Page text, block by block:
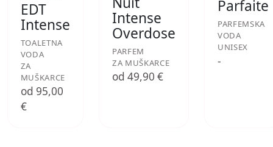
EDT
Intense
TOALETNA
VODA
ZA
MUŠKARCE
od 95,00
€
Intense
Overdose
PARFEM
ZA MUŠKARCE
od 49,90 €
Parfaite
PARFEMSKA
VODA
UNISEX
-